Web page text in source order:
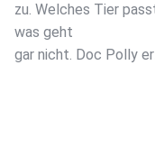
zu. Welches Tier
was geht
gar nicht. Doc Polly